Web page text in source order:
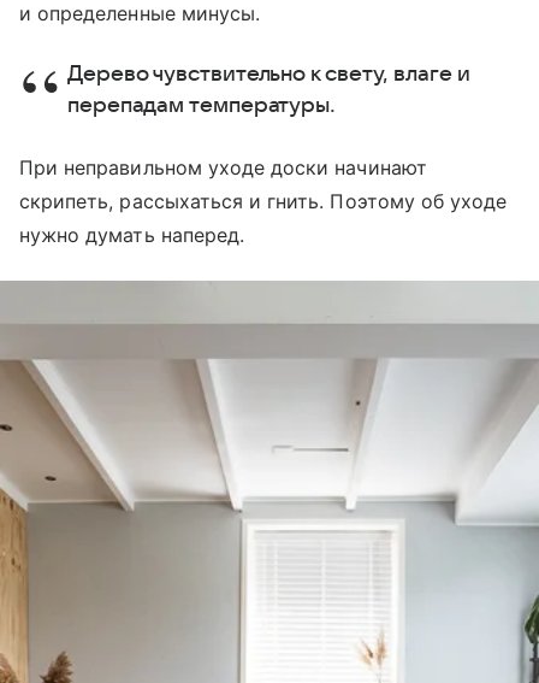
и определенные минусы.
Дерево чувствительно к свету, влаге и
перепадам температуры.
При неправильном уходе доски начинают
скрипеть, рассыхаться и гнить. Поэтому об уходе
нужно думать наперед.